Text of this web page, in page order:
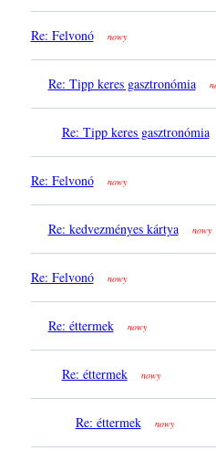
Re: Felvonó nowy
Re: Tipp keres gasztronómia
Re: Tipp keres gasztronómia
Re: Felvonó nowy
Re: kedvezményes kártya nowy
Re: Felvonó nowy
Re: éttermek nowy
Re: éttermek nowy
Re: éttermek nowy